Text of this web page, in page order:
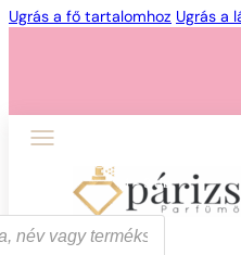
Ugrás a fő tartalomhoz Ugrás a
1 - 3 db